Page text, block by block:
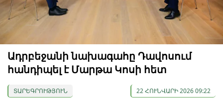
Ադրբեջանի նախագահը Դավոսում
հանդիպել է Մարթա Կոսի հետ
ՏԱՐԵԳՐՈՒԹՅՈՒՆ 22 ՀՈՒՆՎԱՐԻ 2026 09:22